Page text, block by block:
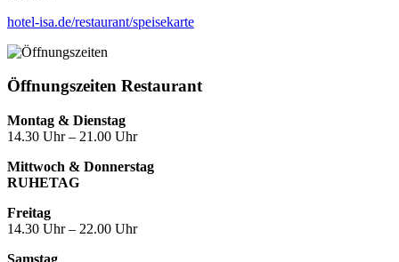
hotel-isa.de/restaurant/speisekarte
Öffnungszeiten Restaurant
Montag & Dienstag
14.30 Uhr – 21.00 Uhr
Mittwoch & Donnerstag
RUHETAG
Freitag
14.30 Uhr – 22.00 Uhr